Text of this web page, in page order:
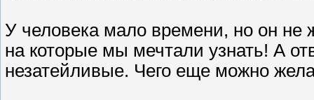
У человека мало времени, но он не
на которые мы мечтали узнать! А
незатейливые. Чего еще можно